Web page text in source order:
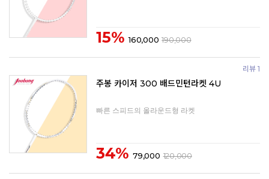
15% 160,000 190,000
리뷰 1
주봉 카이저 300 배드민턴라켓 4U
빠른 스피드의 올라운드형 라켓
34% 79,000 120,000